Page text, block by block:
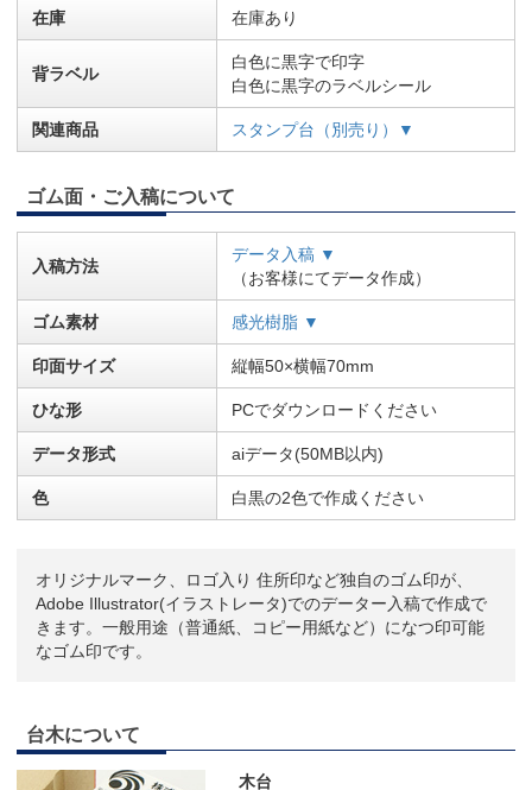
在庫 在庫あり
背ラベル
白色に黒字で印字
白色に黒字のラベルシール
関連商品 スタンプ台（別売り）▼
ゴム面・ご入稿について
入稿方法
データ入稿 ▼
（お客様にてデータ作成）
ゴム素材 感光樹脂 ▼
印面サイズ 縦幅50×横幅70mm
ひな形 PCでダウンロードください
データ形式 aiデータ(50MB以内)
色 白黒の2色で作成ください
オリジナルマーク、ロゴ入り 住所印など独自のゴム印が、
Adobe Illustrator(イラストレータ)でのデーター入稿で作成で
きます。一般用途（普通紙、コピー用紙など）になつ印可能
なゴム印です。
台木について
木台